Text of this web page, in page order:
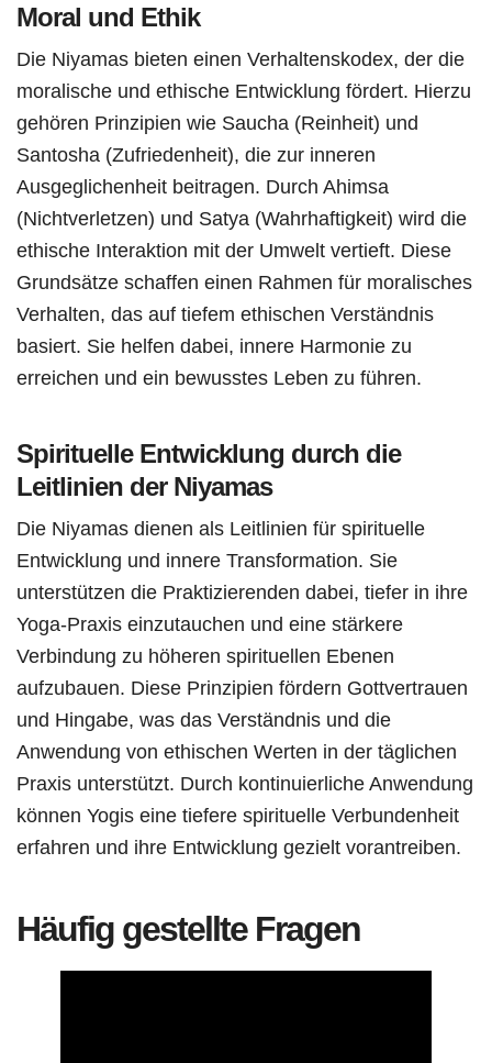
Moral und Ethik
Die Niyamas bieten einen Verhaltenskodex, der die
moralische und ethische Entwicklung fördert. Hierzu
gehören Prinzipien wie Saucha (Reinheit) und
Santosha (Zufriedenheit), die zur inneren
Ausgeglichenheit beitragen. Durch Ahimsa
(Nichtverletzen) und Satya (Wahrhaftigkeit) wird die
ethische Interaktion mit der Umwelt vertieft. Diese
Grundsätze schaffen einen Rahmen für moralisches
Verhalten, das auf tiefem ethischen Verständnis
basiert. Sie helfen dabei, innere Harmonie zu
erreichen und ein bewusstes Leben zu führen.
Spirituelle Entwicklung durch die
Leitlinien der Niyamas
Die Niyamas dienen als Leitlinien für spirituelle
Entwicklung und innere Transformation. Sie
unterstützen die Praktizierenden dabei, tiefer in ihre
Yoga-Praxis einzutauchen und eine stärkere
Verbindung zu höheren spirituellen Ebenen
aufzubauen. Diese Prinzipien fördern Gottvertrauen
und Hingabe, was das Verständnis und die
Anwendung von ethischen Werten in der täglichen
Praxis unterstützt. Durch kontinuierliche Anwendung
können Yogis eine tiefere spirituelle Verbundenheit
erfahren und ihre Entwicklung gezielt vorantreiben.
Häufig gestellte Fragen